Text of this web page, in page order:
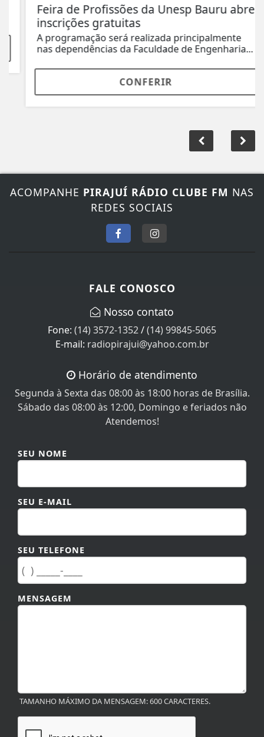
Feira de Profissões da Unesp Bauru abre
inscrições gratuitas
A programação será realizada principalmente
nas dependências da Faculdade de Engenharia...
CONFERIR
ACOMPANHE PIRAJUÍ RÁDIO CLUBE FM NAS
REDES SOCIAIS
FALE CONOSCO
Nosso contato
Fone: (14) 3572-1352/(14) 99845-5065
E-mail: radiopirajui@yahoo.com.br
Horário de atendimento
Segunda à Sexta das 08:00 às 18:00 horas de Brasília.
Sábado das 08:00 às 12:00, Domingo e feriados não
Atendemos!
SEU NOME
SEU E-MAIL
SEU TELEFONE
MENSAGEM
TAMANHO MÁXIMO DA MENSAGEM: 600 CARACTERES.